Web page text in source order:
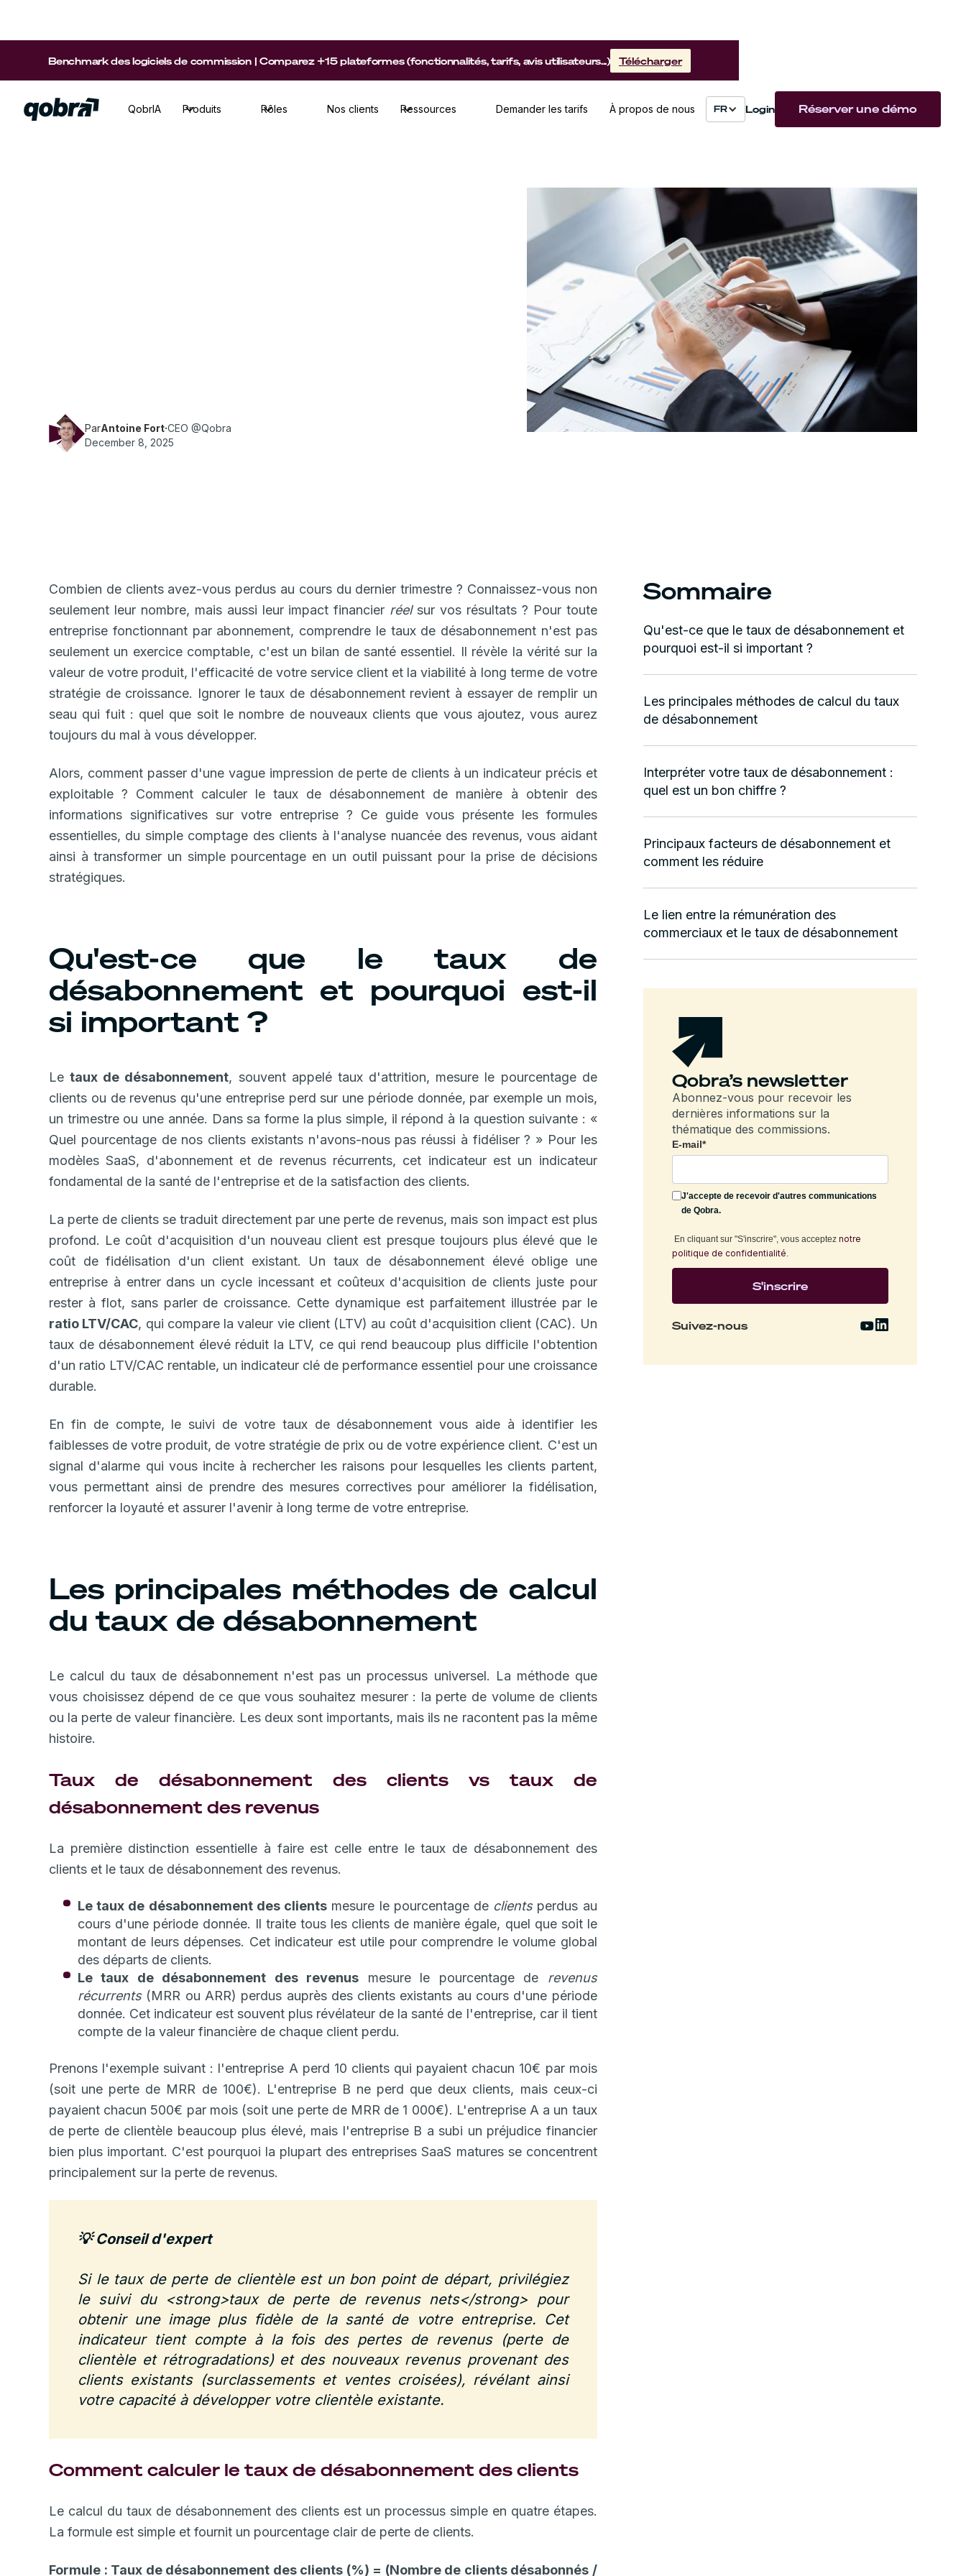
QobrIA Produits Rôles Nos clients Ressources Demander les tarifs À propos de nous FR Login Réserver une démo
Benchmark des logiciels de commission | Comparez +15 plateformes (fonctionnalités, tarifs, avis utilisateurs...) Télécharger
ParAntoine Fort·CEO @Qobra
December 8, 2025
Combien de clients avez-vous perdus au cours du dernier trimestre ? Connaissez-vous non
seulement leur nombre, mais aussi leur impact financier réelsur vos résultats ? Pour toute
entreprise fonctionnant par abonnement, comprendre le taux de désabonnement n'est pas
seulement un exercice comptable, c'est un bilan de santé essentiel. Il révèle la vérité sur la
valeur de votre produit, l'efficacité de votre service client et la viabilité à long terme de votre
stratégie de croissance. Ignorer le taux de désabonnement revient à essayer de remplir un
seau qui fuit : quel que soit le nombre de nouveaux clients que vous ajoutez, vous aurez
toujours du mal à vous développer.
Alors, comment passer d'une vague impression de perte de clients à un indicateur précis et
exploitable ? Comment calculer le taux de désabonnement de manière à obtenir des
informations significatives sur votre entreprise ? Ce guide vous présente les formules
essentielles, du simple comptage des clients à l'analyse nuancée des revenus, vous aidant
ainsi à transformer un simple pourcentage en un outil puissant pour la prise de décisions
stratégiques.
Qu'est-ce que le taux de
désabonnement et pourquoi est-il
si important ?
Letaux de désabonnement, souvent appelé taux d'attrition, mesure le pourcentage de
clients ou de revenus qu'une entreprise perd sur une période donnée, par exemple un mois,
un trimestre ou une année. Dans sa forme la plus simple, il répond à la question suivante : «
Quel pourcentage de nos clients existants n'avons-nous pas réussi à fidéliser ? » Pour les
modèles SaaS, d'abonnement et de revenus récurrents, cet indicateur est un indicateur
fondamental de la santé de l'entreprise et de la satisfaction des clients.
La perte de clients se traduit directement par une perte de revenus, mais son impact est plus
profond. Le coût d'acquisition d'un nouveau client est presque toujours plus élevé que le
coût de fidélisation d'un client existant. Un taux de désabonnement élevé oblige une
entreprise à entrer dans un cycle incessant et coûteux d'acquisition de clients juste pour
rester à flot, sans parler de croissance. Cette dynamique est parfaitement illustrée par le
ratio LTV/CAC, qui compare la valeur vie client (LTV) au coût d'acquisition client (CAC). Un
taux de désabonnement élevé réduit la LTV, ce qui rend beaucoup plus difficile l'obtention
d'un ratio LTV/CAC rentable, un indicateur clé de performance essentiel pour une croissance
durable.
En fin de compte, le suivi de votre taux de désabonnement vous aide à identifier les
faiblesses de votre produit, de votre stratégie de prix ou de votre expérience client. C'est un
signal d'alarme qui vous incite à rechercher les raisons pour lesquelles les clients partent,
vous permettant ainsi de prendre des mesures correctives pour améliorer la fidélisation,
renforcer la loyauté et assurer l'avenir à long terme de votre entreprise.
Les principales méthodes de calcul
du taux de désabonnement
Le calcul du taux de désabonnement n'est pas un processus universel. La méthode que
vous choisissez dépend de ce que vous souhaitez mesurer : la perte de volume de clients
ou la perte de valeur financière. Les deux sont importants, mais ils ne racontent pas la même
histoire.
Taux de désabonnement des clients vs taux de
désabonnement des revenus
La première distinction essentielle à faire est celle entre le taux de désabonnement des
clients et le taux de désabonnement des revenus.
Le taux de désabonnement des clients mesure le pourcentage de clientsperdus au
cours d'une période donnée. Il traite tous les clients de manière égale, quel que soit le
montant de leurs dépenses. Cet indicateur est utile pour comprendre le volume global
des départs de clients.
Le taux de désabonnement des revenus mesure le pourcentage de revenus
récurrents(MRR ou ARR) perdus auprès des clients existants au cours d'une période
donnée. Cet indicateur est souvent plus révélateur de la santé de l'entreprise, car il tient
compte de la valeur financière de chaque client perdu.
Prenons l'exemple suivant : l'entreprise A perd 10 clients qui payaient chacun 10€ par mois
(soit une perte de MRR de 100€). L'entreprise B ne perd que deux clients, mais ceux-ci
payaient chacun 500€ par mois (soit une perte de MRR de 1 000€). L'entreprise A a un taux
de perte de clientèle beaucoup plus élevé, mais l'entreprise B a subi un préjudice financier
bien plus important. C'est pourquoi la plupart des entreprises SaaS matures se concentrent
principalement sur la perte de revenus.
💡 Conseil d'expert
Si le taux de perte de clientèle est un bon point de départ, privilégiez
le suivi du <strong>taux de perte de revenus nets</strong> pour
obtenir une image plus fidèle de la santé de votre entreprise. Cet
indicateur tient compte à la fois des pertes de revenus (perte de
clientèle et rétrogradations) et des nouveaux revenus provenant des
clients existants (surclassements et ventes croisées), révélant ainsi
votre capacité à développer votre clientèle existante.
Comment calculer le taux de désabonnement des clients
Le calcul du taux de désabonnement des clients est un processus simple en quatre étapes.
La formule est simple et fournit un pourcentage clair de perte de clients.
Formule : Taux de désabonnement des clients (%) = (Nombre de clients désabonnés /
Sommaire
Qu'est-ce que le taux de désabonnement et
pourquoi est-il si important ?
Les principales méthodes de calcul du taux
de désabonnement
Interpréter votre taux de désabonnement :
quel est un bon chiffre ?
Principaux facteurs de désabonnement et
comment les réduire
Le lien entre la rémunération des
commerciaux et le taux de désabonnement
Qobra’s newsletter
Abonnez-vous pour recevoir les
dernières informations sur la
thématique des commissions.
E-mail*
J'accepte de recevoir d'autres communications
de Qobra.
En cliquant sur "S'inscrire", vous acceptez notre
politique de confidentialité
Suivez-nous